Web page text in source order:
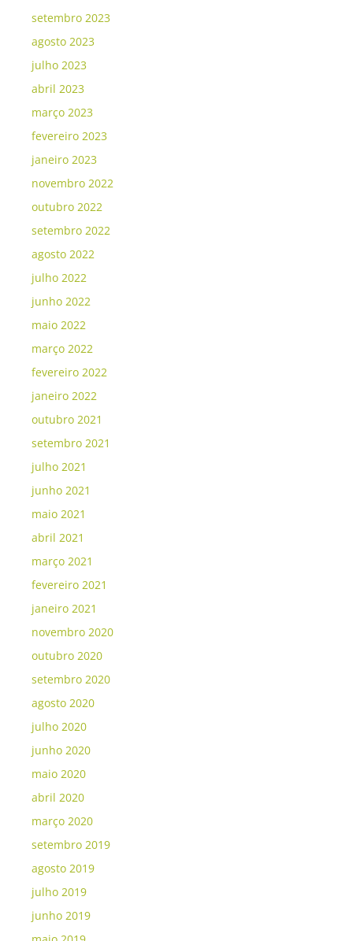
setembro 2023
agosto 2023
julho 2023
abril 2023
março 2023
fevereiro 2023
janeiro 2023
novembro 2022
outubro 2022
setembro 2022
agosto 2022
julho 2022
junho 2022
maio 2022
março 2022
fevereiro 2022
janeiro 2022
outubro 2021
setembro 2021
julho 2021
junho 2021
maio 2021
abril 2021
março 2021
fevereiro 2021
janeiro 2021
novembro 2020
outubro 2020
setembro 2020
agosto 2020
julho 2020
junho 2020
maio 2020
abril 2020
março 2020
setembro 2019
agosto 2019
julho 2019
junho 2019